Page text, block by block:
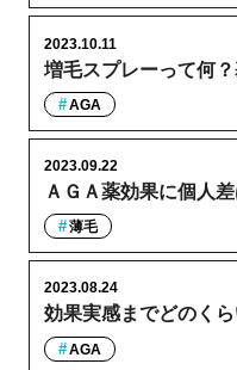
増毛スプレーって何
2023.10.11
AGA
ＡＧＡ薬効果に個人
2023.09.22
薄毛
効果実感までどのく
2023.08.24
AGA